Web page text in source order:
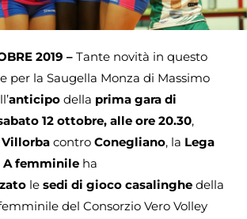
2019 – Tante novità in questo
per la Saugella Monza di Massimo
anticipo della prima gara di
12 ottobre, alle ore 20.30,
Villorba contro Conegliano, la Lega
A femminile ha
le sedi di gioco casalinghe della
del Consorzio Vero Volley